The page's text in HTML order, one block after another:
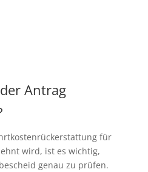
Antrag
für
wird, ist es wichtig,
genau zu prüfen.